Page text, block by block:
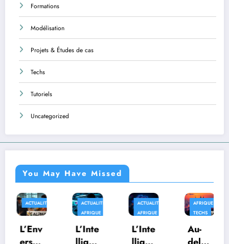
Formations
Modélisation
Projets & Études de cas
Techs
Tutoriels
Uncategorized
You May Have Missed
ACTUALITÉS
AFRIQUE
L’Inte
ACTUALITÉS
AFRIQUE
L’Inte
AFRIQUE
TECHS
Au-
Quan